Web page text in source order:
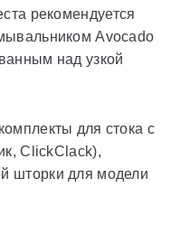
рекомендуется
Avocado
над узкой
для стока с
ClickClack),
шторки для модели